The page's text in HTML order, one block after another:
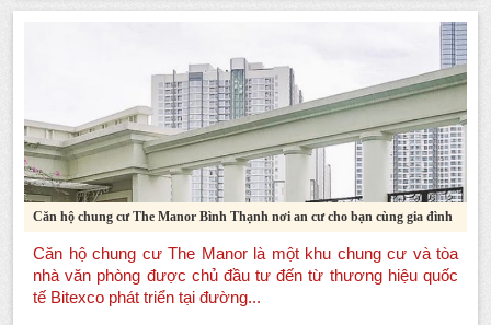
Căn hộ chung cư The Manor Bình Thạnh nơi an cư cho bạn cùng gia đình